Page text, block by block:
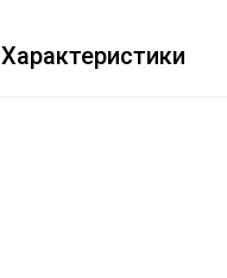
Характеристики